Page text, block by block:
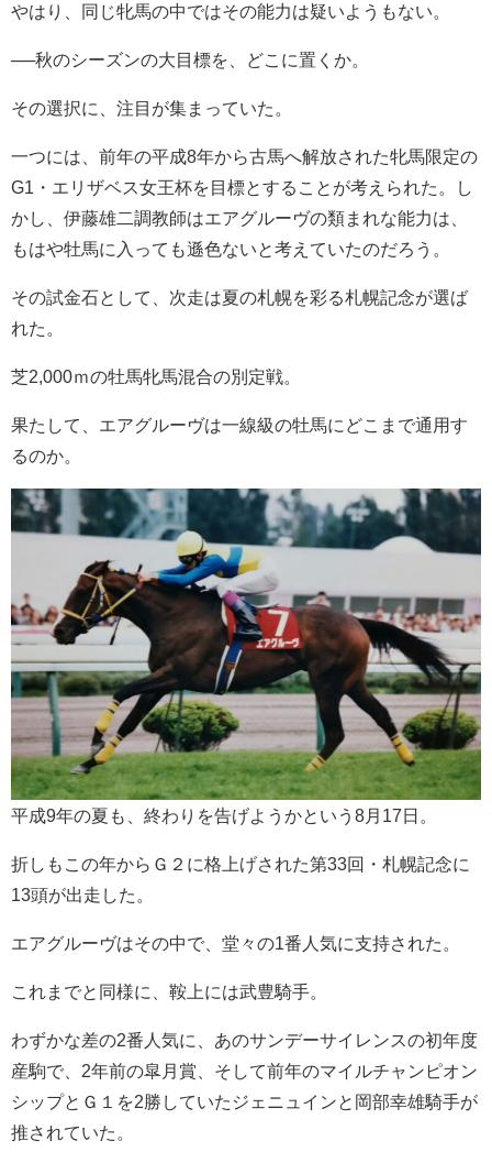
やはり、同じ牝馬の中ではその能力は疑いようもない。
──秋のシーズンの大目標を、どこに置くか。
その選択に、注目が集まっていた。
一つには、前年の平成8年から古馬へ解放された牝馬限定の
G1・エリザベス女王杯を目標とすることが考えられた。し
かし、伊藤雄二調教師はエアグルーヴの類まれな能力は、
もはや牡馬に入っても遜色ないと考えていたのだろう。
その試金石として、次走は夏の札幌を彩る札幌記念が選ば
れた。
芝2,000ｍの牡馬牝馬混合の別定戦。
果たして、エアグルーヴは一線級の牡馬にどこまで通用す
るのか。
平成9年の夏も、終わりを告げようかという8月17日。
折しもこの年からＧ２に格上げされた第33回・札幌記念に
13頭が出走した。
エアグルーヴはその中で、堂々の1番人気に支持された。
これまでと同様に、鞍上には武豊騎手。
わずかな差の2番人気に、あのサンデーサイレンスの初年度
産駒で、2年前の皐月賞、そして前年のマイルチャンピオン
シップとＧ１を2勝していたジェニュインと岡部幸雄騎手が
推されていた。